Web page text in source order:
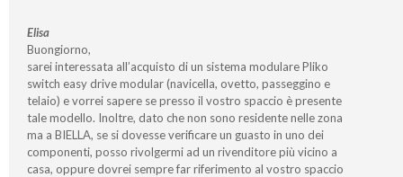
Elisa
Buongiorno,
sarei interessata all’acquisto di un sistema modulare Pliko
switch easy drive modular (navicella, ovetto, passeggino e
telaio) e vorrei sapere se presso il vostro spaccio è presente
tale modello. Inoltre, dato che non sono residente nelle zona
ma a BIELLA, se si dovesse verificare un guasto in uno dei
componenti, posso rivolgermi ad un rivenditore più vicino a
casa, oppure dovrei sempre far riferimento al vostro spaccio